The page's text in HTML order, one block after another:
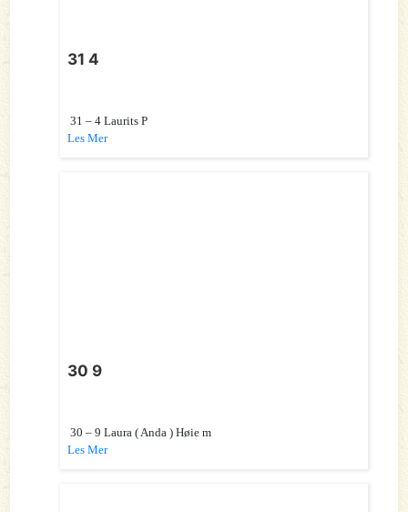
31 4
31 – 4 Laurits P
Les Mer
30 9
30 – 9 Laura ( Anda ) Høie m
Les Mer